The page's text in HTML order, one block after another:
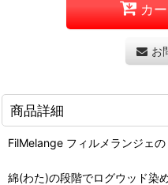
カ
お
商品詳細
FilMelange フィルメランジェの
綿(わた)の段階でログウッド染